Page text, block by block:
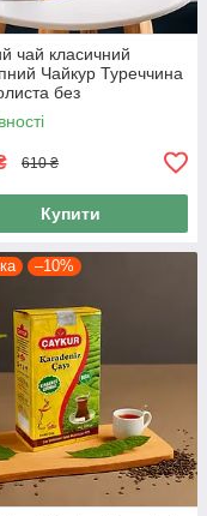
чай класичний
Чайкур Туреччина
без
Caykur Rize
610 ₴
Купити
–10%